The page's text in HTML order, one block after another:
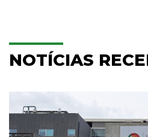
NOTÍCIAS